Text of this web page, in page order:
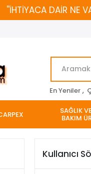
''İHTİYACA DAİR NE
En Yeniler ,
SAĞLIK
BAKIM
Kullanıcı